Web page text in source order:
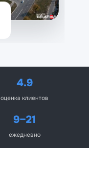
4.9
оценка клиентов
9–21
ежедневно